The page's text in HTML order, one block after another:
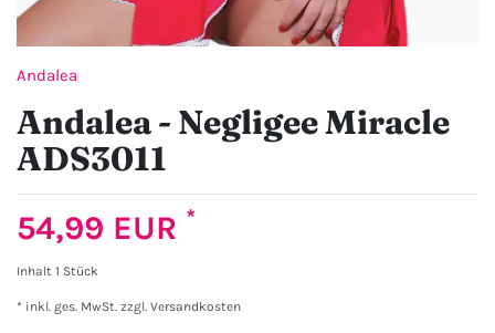
Andalea
Andalea - Negligee Miracle
ADS3011
54,99 EUR *
Inhalt 1 Stück
* inkl. ges. MwSt. zzgl. Versandkosten